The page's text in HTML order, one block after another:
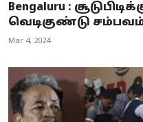
Bengaluru :
வெடிகுண்டு
Mar 4, 2024